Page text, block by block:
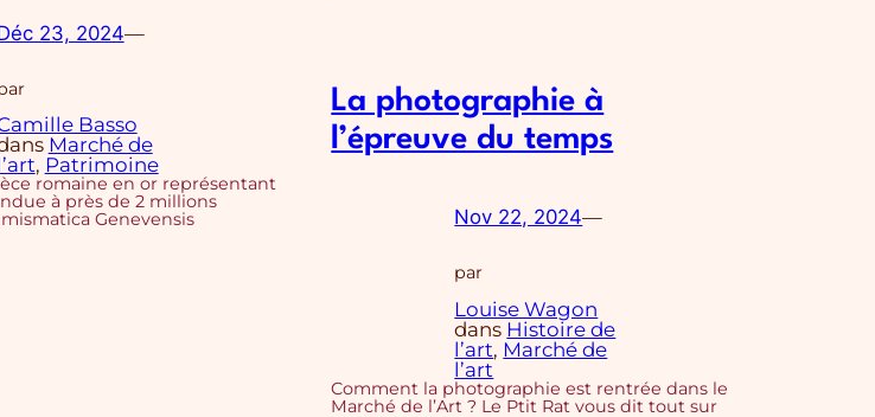
23, 2024—
Basso
Marché de
, Patrimoine
romaine en or représentant
à près de 2 millions
Genevensis
La photographie à
l’épreuve du temps
Nov 22, 2024—
par
Louise Wagon
dans Histoire de
l’art, Marché de
l’art
Comment la photographie est rentrée dans le
Marché de l’Art ? Le Ptit Rat vous dit tout sur